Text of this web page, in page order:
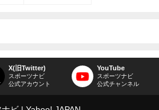
X(旧Twitter)
スポーツナビ
公式アカウント
YouTube
スポーツナビ
公式チャンネル